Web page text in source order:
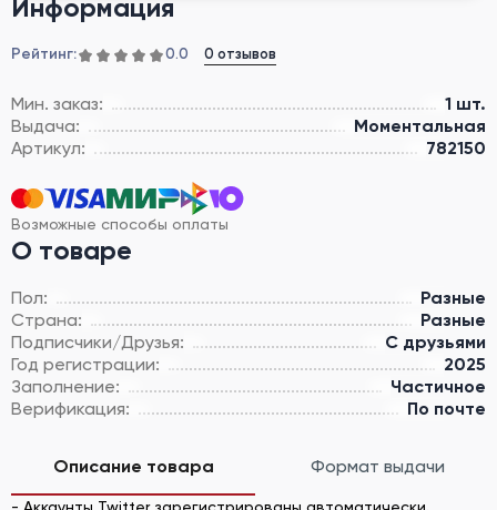
Информация
Рейтинг: 0.0 0 отзывов
Мин. заказ:
1 шт.
Выдача:
Моментальная
Артикул:
782150
Возможные способы оплаты
О товаре
Пол:
Разные
Страна:
Разные
Подписчики/Друзья:
С друзьями
Год регистрации:
2025
Заполнение:
Частичное
Верификация:
По почте
Описание товара Формат выдачи
- Аккаунты Twitter зарегистрированы автоматически.